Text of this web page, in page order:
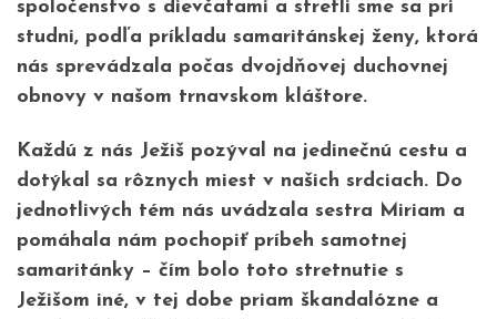
spoločenstvo s dievčatami a stretli sme sa pri
studni, podľa príkladu samaritánskej ženy, ktorá
nás sprevádzala počas dvojdňovej duchovnej
obnovy v našom trnavskom kláštore.
Každú z nás Ježiš pozýval na jedinečnú cestu a
dotýkal sa rôznych miest v našich srdciach. Do
jednotlivých tém nás uvádzala sestra Miriam a
pomáhala nám pochopiť príbeh samotnej
samaritánky – čím bolo toto stretnutie s
Ježišom iné, v tej dobe priam škandalózne a